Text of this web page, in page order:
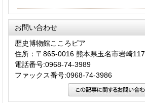
お問い合わせ
歴史博物館こころピア
住所：〒865-0016 熊本県玉名市岩崎117
電話番号:0968-74-3989
ファックス番号:0968-74-3986